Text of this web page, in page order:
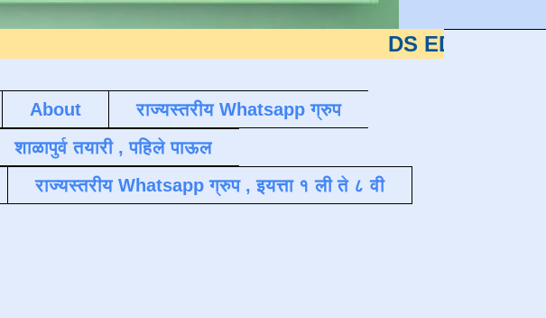
DS EDUTECH या शैक्षणिक
About
राज्यस्तरीय Whatsapp ग्रुप
शाळापुर्व तयारी , पहिले पाऊल
राज्यस्तरीय Whatsapp ग्रुप , इयत्ता १ ली ते ८ वी